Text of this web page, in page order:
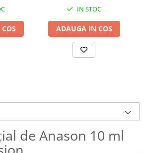
IN STOC
ADAUGA IN COS
de Anason 10 ml